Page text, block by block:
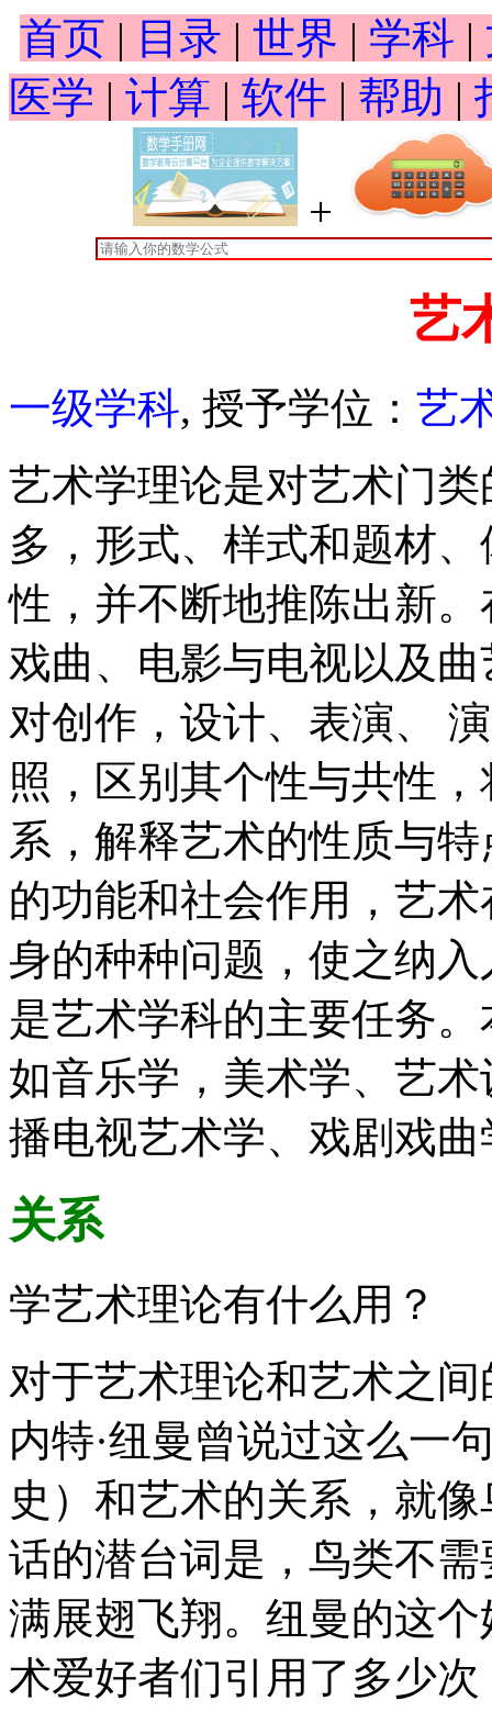
首页 | 目录 | 世界 | 学科 |
医学 | 计算 | 软件 | 帮助 |
+
艺
一级学科, 授予学位： 艺
艺术学理论是对艺术门
多，形式、样式和题材
性，并不断地推陈出新
戏曲、电影与电视以及
对创作，设计、表演、
照，区别其个性与共性
系，解释艺术的性质与
的功能和社会作用，艺
身的种种问题，使之纳
是艺术学科的主要任务
如音乐学，美术学、艺
播电视艺术学、戏剧戏
关系
学艺术理论有什么用？
对于艺术理论和艺术之
内特·纽曼曾说过这么一
史）和艺术的关系，就
话的潜台词是，鸟类不
满展翅飞翔。纽曼的这
术爱好者们引用了多少